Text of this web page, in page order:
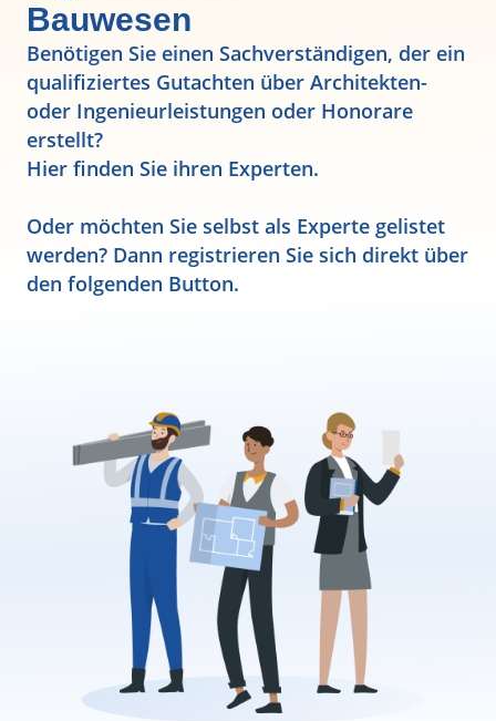
Bauwesen
Benötigen Sie einen Sachverständigen, der ein
qualifiziertes Gutachten über Architekten-
oder Ingenieurleistungen oder Honorare
erstellt?
Hier finden Sie ihren Experten.
Oder möchten Sie selbst als Experte gelistet
werden? Dann registrieren Sie sich direkt über
den folgenden Button.